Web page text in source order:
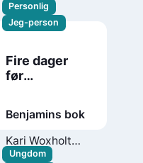
Personlig
Jeg-person
Fire dager
før
Benjamins bok
Kari Woxholt
Sverdrup
Ungdom